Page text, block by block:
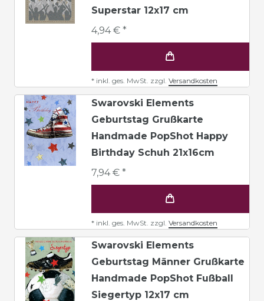
Superstar 12x17 cm
4,94 € *
* inkl. ges. MwSt. zzgl. Versandkosten
Swarovski Elements
Geburtstag Grußkarte
Handmade PopShot Happy
Birthday Schuh 21x16cm
7,94 € *
* inkl. ges. MwSt. zzgl. Versandkosten
Swarovski Elements
Geburtstag Männer Grußkarte
Handmade PopShot Fußball
Siegertyp 12x17 cm